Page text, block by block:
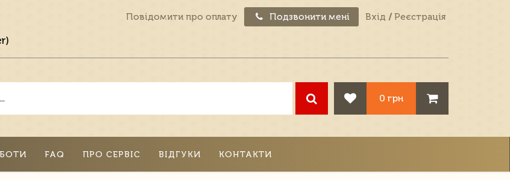
Повідомити про оплату Подзвонити мені Вхід / Реєстрація
0 грн
FAQ ПРО СЕРВІС ВІДГУКИ КОНТАКТИ